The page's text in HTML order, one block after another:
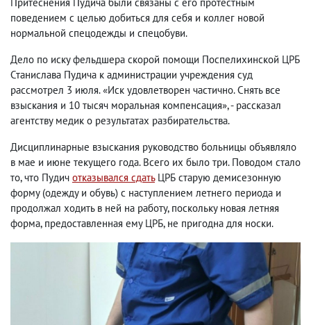
поведением с целью добиться для себя и коллег новой
нормальной спецодежды и спецобуви.
Дело по иску фельдшера скорой помощи Поспелихинской ЦРБ
Станислава Пудича к администрации учреждения суд
рассмотрел 3 июля. «Иск удовлетворен частично. Снять все
взыскания и 10 тысяч моральная компенсация», - рассказал
агентству медик о результатах разбирательства.
Дисциплинарные взыскания руководство больницы объявляло
в мае и июне текущего года. Всего их было три. Поводом стало
то, что Пудич отказывался сдатьЦРБ старую демисезонную
форму (одежду и обувь) с наступлением летнего периода и
продолжал ходить в ней на работу, поскольку новая летняя
форма, предоставленная ему ЦРБ, не пригодна для носки.